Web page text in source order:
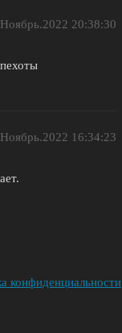
20:38:30
16:34:23
конфиденциальности